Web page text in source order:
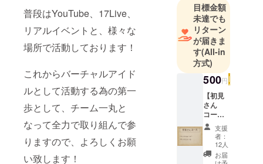
普段はYouTube、17Live、
リアルイベントと、様々な
場所で活動しております！
これからバーチャルアイド
ルとして活動する為の第一
歩として、チーム一丸と
なって全力で取り組んで参
りますので、よろしくお願
い致します！
目標金額
未達でも
リターン
が届きま
す(All-in
方式)
500円
【初見
さん
コー
ス】 ・
サンク
スムー
ビー ・
サンク
支援
者：
12人
お届